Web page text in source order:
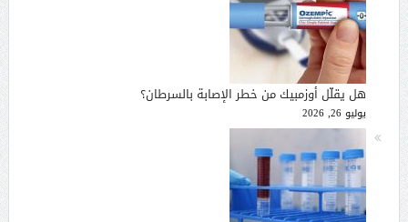
هل يقلّل أوزمبيك من خطر الإصابة بالسرطان؟
يوليو 26, 2026